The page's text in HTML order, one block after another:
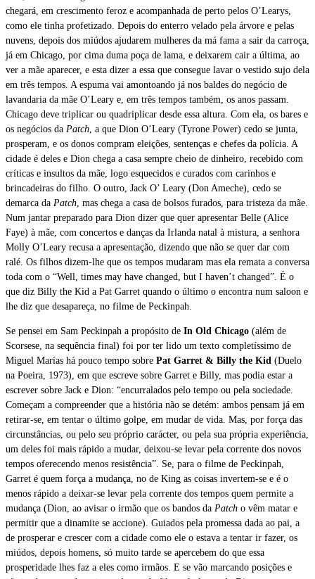
chegará, em crescimento feroz e acompanhada de perto pelos O’Learys,
como ele tinha profetizado. Depois do enterro velado pela árvore e pelas
nuvens, depois dos miúdos ajudarem mulheres da má fama a sair da carroça,
já em Chicago, por cima duma poça de lama, e deixarem cair a última, ao
ver a mãe aparecer, e esta dizer a essa que consegue lavar o vestido sujo dela
em três tempos. A espuma vai amontoando já nos baldes do negócio de
lavandaria da mãe O’Leary e, em três tempos também, os anos passam.
Chicago deve triplicar ou quadriplicar desde essa altura. Com ela, os bares e
os negócios da Patch , a que Dion O’Leary (Tyrone Power) cedo se junta,
prosperam, e os donos compram eleições, sentenças e chefes da polícia. A
cidade é deles e Dion chega a casa sempre cheio de dinheiro, recebido com
críticas e insultos da mãe, logo esquecidos e curados com carinhos e
brincadeiras do filho. O outro, Jack O’ Leary (Don Ameche), cedo se
demarca da Patch , mas chega a casa de bolsos furados, para tristeza da mãe.
Num jantar preparado para Dion dizer que quer apresentar Belle (Alice
Faye) à mãe, com concertos e danças da Irlanda natal à mistura, a senhora
Molly O’Leary recusa a apresentação, dizendo que não se quer dar com
ralé. Os filhos dizem-lhe que os tempos mudaram mas ela remata a conversa
toda com o “Well, times may have changed, but I haven’t changed”. É o
que diz Billy the Kid a Pat Garret quando o último o encontra num saloon e
lhe diz que desapareça, no filme de Peckinpah.
Se pensei em Sam Peckinpah a propósito de In Old Chicago (além de
Scorsese, na sequência final) foi por ter lido um texto completíssimo de
Miguel Marías há pouco tempo sobre Pat Garret & Billy the Kid (Duelo
na Poeira, 1973), em que escreve sobre Garret e Billy, mas podia estar a
escrever sobre Jack e Dion: “encurralados pelo tempo ou pela sociedade.
Começam a compreender que a história não se detém: ambos pensam já em
retirar-se, em tentar o último golpe, em mudar de vida. Mas, por força das
circunstâncias, ou pelo seu próprio carácter, ou pela sua própria experiência,
um deles foi mais rápido a mudar, deixou-se levar pela corrente dos novos
tempos oferecendo menos resistência”. Se, para o filme de Peckinpah,
Garret é quem força a mudança, no de King as coisas invertem-se e é o
menos rápido a deixar-se levar pela corrente dos tempos quem permite a
mudança (Dion, ao avisar o irmão que os bandos da Patch o vêm matar e
permitir que a dinamite se accione). Guiados pela promessa dada ao pai, a
de prosperar e crescer com a cidade como ele o estava a tentar ir fazer, os
miúdos, depois homens, só muito tarde se apercebem do que essa
prosperidade lhes faz a eles como irmãos. E se vão marcando posições e